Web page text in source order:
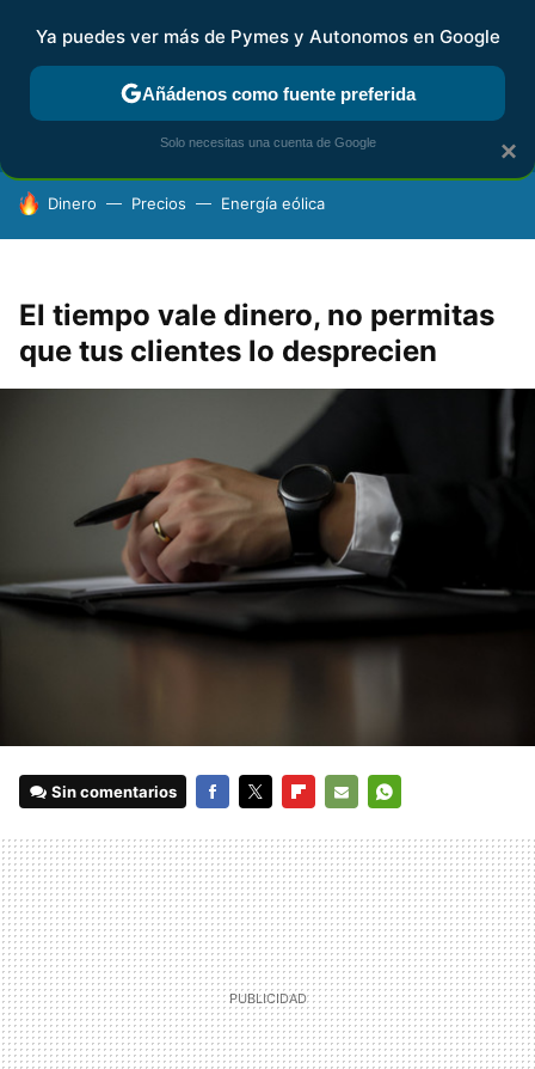
FISCALIDAD Y CONTABILIDAD KIT DIGITAL RENTA
HOY SE HABLA DE
Dinero Precios Energía eólica
El tiempo vale dinero, no permitas
que tus clientes lo desprecien
Sin comentarios
MAIL
×
Ya puedes ver más de Pymes y Autonomos en Google
Añádenos como fuente preferida
Solo necesitas una cuenta de Google